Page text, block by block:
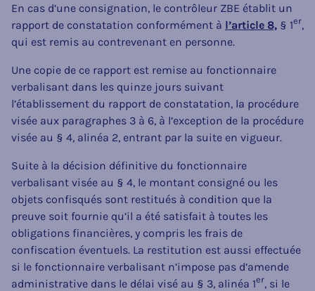
En cas d’une consignation, le contrôleur ZBE établit un
rapport de constatation conformément à l’article 8, § 1er,
qui est remis au contrevenant en personne.
Une copie de ce rapport est remise au fonctionnaire
verbalisant dans les quinze jours suivant
l’établissement du rapport de constatation, la procédure
visée aux paragraphes 3 à 6, à l’exception de la procédure
visée au § 4, alinéa 2, entrant par la suite en vigueur.
Suite à la décision définitive du fonctionnaire
verbalisant visée au § 4, le montant consigné ou les
objets confisqués sont restitués à condition que la
preuve soit fournie qu’il a été satisfait à toutes les
obligations financières, y compris les frais de
confiscation éventuels. La restitution est aussi effectuée
si le fonctionnaire verbalisant n’impose pas d’amende
administrative dans le délai visé au § 3, alinéa 1er, si le